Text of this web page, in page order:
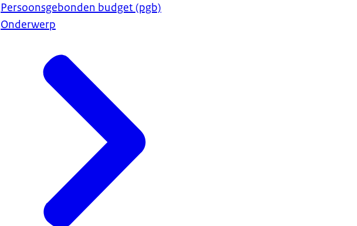
Persoonsgebonden budget (pgb)
Onderwerp